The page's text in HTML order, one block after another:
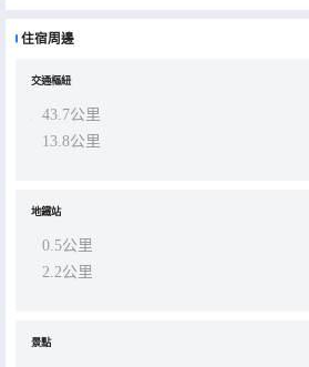
酒店採用“新一代”設計，打造出一個集工作、休閒、餐飲為一體的共享“智·
捷，更多快樂。
住宿周邊
交通樞紐
43.7公里
13.8公里
地鐵站
0.5公里
2.2公里
景點